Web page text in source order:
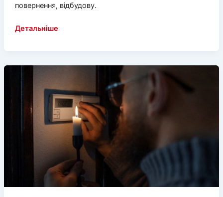
повернення, відбудову.
“Ми
історії
залишаються
вдома
попри
руйнування
Детальніше